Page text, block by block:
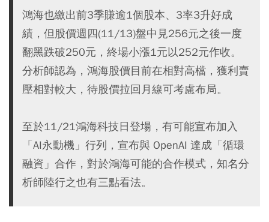
鴻海也繳出前3季賺逾1個股本、3率3升好成
績，但股價週四(11/13)盤中見256元之後一度
翻黑跌破250元，終場小漲1元以252元作收。
分析師認為，鴻海股價目前在相對高檔，獲利賣
壓相對較大，待股價拉回月線可考慮布局。
至於11/21鴻海科技日登場，有可能宣布加入
「AI永動機」行列，宣布與 OpenAI 達成「循環
融資」合作，對於鴻海可能的合作模式，知名分
析師陸行之也有三點看法。